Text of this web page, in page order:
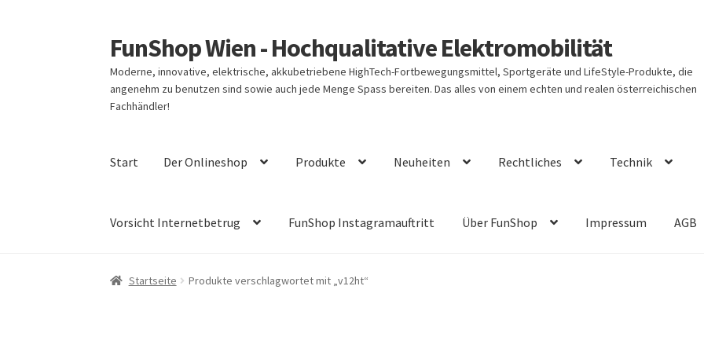
Zur
Navigation
springen
Zum
Inhalt
springen
FunShop Wien - Hochqualitative Elektromobilität
Moderne, innovative, elektrische, akkubetriebene HighTech-Fortbewegungsmittel, Sportgeräte und LifeStyle-Produkte, die
angenehm zu benutzen sind sowie auch jede Menge Spass bereiten. Das alles von einem echten und realen österreichischen
Fachhändler!
Start Der Onlineshop Produkte Neuheiten Rechtliches Technik
Vorsicht Internetbetrug FunShop Instagramauftritt Über FunShop Impressum AGB
Startseite Produkte verschlagwortet mit „v12ht“